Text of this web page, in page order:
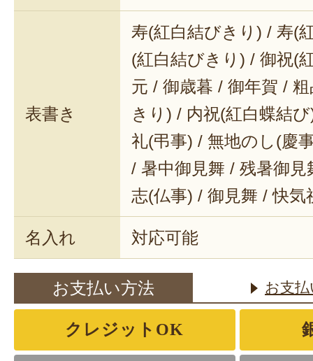
表書き
寿(紅白結びきり) / 寿(
(紅白結びきり) / 御祝(
元 / 御歳暮 / 御年賀 /
きり) / 内祝(紅白蝶結
礼(弔事) / 無地のし(慶
/ 暑中御見舞 / 残暑御
志(仏事) / 御見舞 / 快気
名入れ 対応可能
お支払い方法 お支
クレジットOK